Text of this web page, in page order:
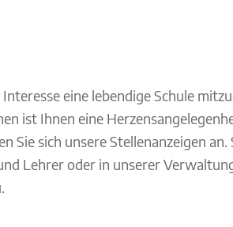
Interesse eine lebendige Schule
ist Ihnen eine
Sie sich unsere Stellenanzeigen
Lehrer oder in unserer